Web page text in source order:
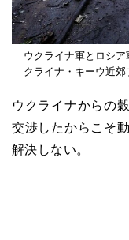
ウクライナ軍とロシ
クライナ・キーウ近
ウクライナからの
交渉したからこそ
解決しない。